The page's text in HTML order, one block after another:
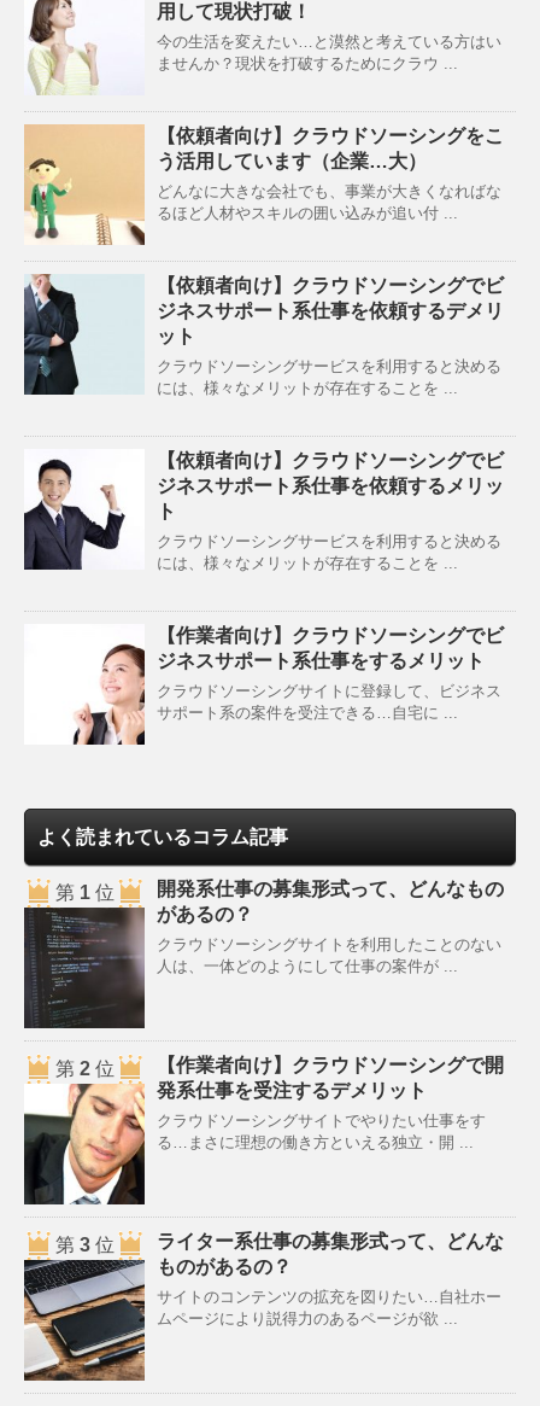
用して現状打破！
今の生活を変えたい…と漠然と考えている方はい
ませんか？現状を打破するためにクラウ ...
【依頼者向け】クラウドソーシングをこ
う活用しています（企業…大）
どんなに大きな会社でも、事業が大きくなればな
るほど人材やスキルの囲い込みが追い付 ...
【依頼者向け】クラウドソーシングでビ
ジネスサポート系仕事を依頼するデメリ
ット
クラウドソーシングサービスを利用すると決める
には、様々なメリットが存在することを ...
【依頼者向け】クラウドソーシングでビ
ジネスサポート系仕事を依頼するメリッ
ト
クラウドソーシングサービスを利用すると決める
には、様々なメリットが存在することを ...
【作業者向け】クラウドソーシングでビ
ジネスサポート系仕事をするメリット
クラウドソーシングサイトに登録して、ビジネス
サポート系の案件を受注できる…自宅に ...
よく読まれているコラム記事
第 1位
開発系仕事の募集形式って、どんなもの
があるの？
クラウドソーシングサイトを利用したことのない
人は、一体どのようにして仕事の案件が ...
第 2位
【作業者向け】クラウドソーシングで開
発系仕事を受注するデメリット
クラウドソーシングサイトでやりたい仕事をす
る…まさに理想の働き方といえる独立・開 ...
第 3位
ライター系仕事の募集形式って、どんな
ものがあるの？
サイトのコンテンツの拡充を図りたい…自社ホー
ムページにより説得力のあるページが欲 ...